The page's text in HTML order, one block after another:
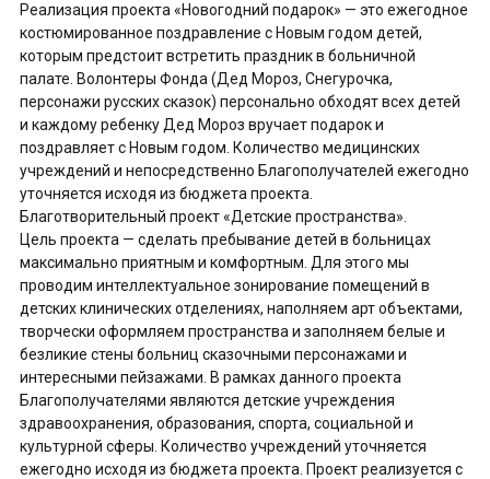
Реализация проекта «Новогодний подарок» — это ежегодное
костюмированное поздравление с Новым годом детей,
которым предстоит встретить праздник в больничной
палате. Волонтеры Фонда (Дед Мороз, Снегурочка,
персонажи русских сказок) персонально обходят всех детей
и каждому ребенку Дед Мороз вручает подарок и
поздравляет с Новым годом. Количество медицинских
учреждений и непосредственно Благополучателей ежегодно
уточняется исходя из бюджета проекта.
Благотворительный проект «Детские пространства».
Цель проекта — сделать пребывание детей в больницах
максимально приятным и комфортным. Для этого мы
проводим интеллектуальное зонирование помещений в
детских клинических отделениях, наполняем арт объектами,
творчески оформляем пространства и заполняем белые и
безликие стены больниц сказочными персонажами и
интересными пейзажами. В рамках данного проекта
Благополучателями являются детские учреждения
здравоохранения, образования, спорта, социальной и
культурной сферы. Количество учреждений уточняется
ежегодно исходя из бюджета проекта. Проект реализуется с